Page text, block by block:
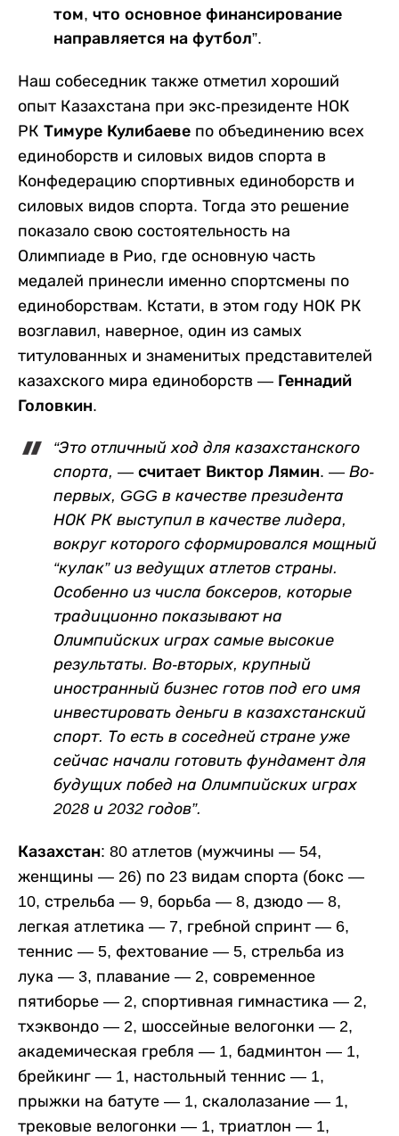
том, что основное финансирование
направляется на футбол”.
Наш собеседник также отметил хороший
опыт Казахстана при экс-президенте НОК
РК Тимуре Кулибаеве по объединению всех
единоборств и силовых видов спорта в
Конфедерацию спортивных единоборств и
силовых видов спорта. Тогда это решение
показало свою состоятельность на
Олимпиаде в Рио, где основную часть
медалей принесли именно спортсмены по
единоборствам. Кстати, в этом году НОК РК
возглавил, наверное, один из самых
титулованных и знаменитых представителей
казахского мира единоборств — Геннадий
Головкин.
“Это отличный ход для казахстанского
спорта, — считает Виктор Лямин. — Во-
первых, GGG в качестве президента
НОК РК выступил в качестве лидера,
вокруг которого сформировался мощный
“кулак” из ведущих атлетов страны.
Особенно из числа боксеров, которые
традиционно показывают на
Олимпийских играх самые высокие
результаты. Во-вторых, крупный
иностранный бизнес готов под его имя
инвестировать деньги в казахстанский
спорт. То есть в соседней стране уже
сейчас начали готовить фундамент для
будущих побед на Олимпийских играх
2028 и 2032 годов”.
Казахстан: 80 атлетов (мужчины — 54,
женщины — 26) по 23 видам спорта (бокс —
10, стрельба — 9, борьба — 8, дзюдо — 8,
легкая атлетика — 7, гребной спринт — 6,
теннис — 5, фехтование — 5, стрельба из
лука — 3, плавание — 2, современное
пятиборье — 2, спортивная гимнастика — 2,
тхэквондо — 2, шоссейные велогонки — 2,
академическая гребля — 1, бадминтон — 1,
брейкинг — 1, настольный теннис — 1,
прыжки на батуте — 1, скалолазание — 1,
трековые велогонки — 1, триатлон — 1,